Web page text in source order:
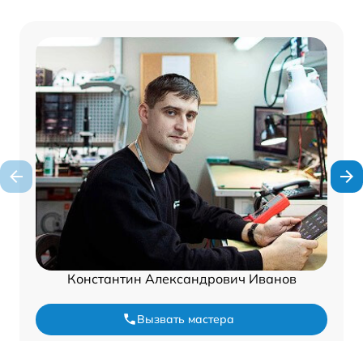
Константин Александрович Иванов
Вызвать мастера